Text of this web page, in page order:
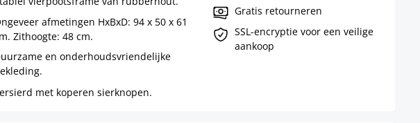
afmetingen HxBxD: 94 x 50 x 61
Zithoogte: 48 cm.
en onderhoudsvriendelijke
met koperen sierknopen.
Gratis retourneren
SSL-encryptie voor een veilige
aankoop